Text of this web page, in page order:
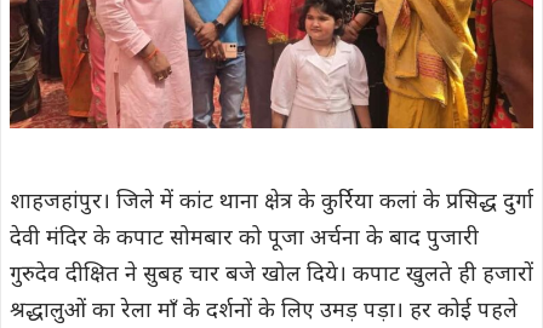
शाहजहांपुर। जिले में कांट थाना क्षेत्र के कुर्रिया कलां के प्रसिद्ध दुर्गा
देवी मंदिर के कपाट सोमबार को पूजा अर्चना के बाद पुजारी
गुरुदेव दीक्षित ने सुबह चार बजे खोल दिये। कपाट खुलते ही हजारों
श्रद्धालुओं का रेला माँ के दर्शनों के लिए उमड़ पड़ा। हर कोई पहले